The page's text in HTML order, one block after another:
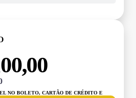
NO BOLETO, CARTÃO DE CRÉDITO E